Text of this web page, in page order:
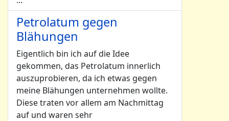
Petrolatum gegen
Blähungen
Eigentlich bin ich auf die Idee
gekommen, das Petrolatum innerlich
auszuprobieren, da ich etwas gegen
meine Blähungen unternehmen wollte.
Diese traten vor allem am Nachmittag
auf und waren sehr